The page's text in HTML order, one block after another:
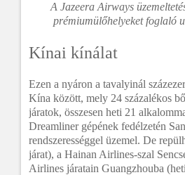
A Jazeera Airways
prémiumülőhelyeket foglaló
Kínai kínálat
Ezen a nyáron a tavalyinál
Kína között, mely 24 százalékos
járatok, összesen heti 21
Dreamliner gépének fedélzetén
rendszerességgel üzemel. De
járat), a Hainan Airlines-szal
Airlines járatain Guangzhouba